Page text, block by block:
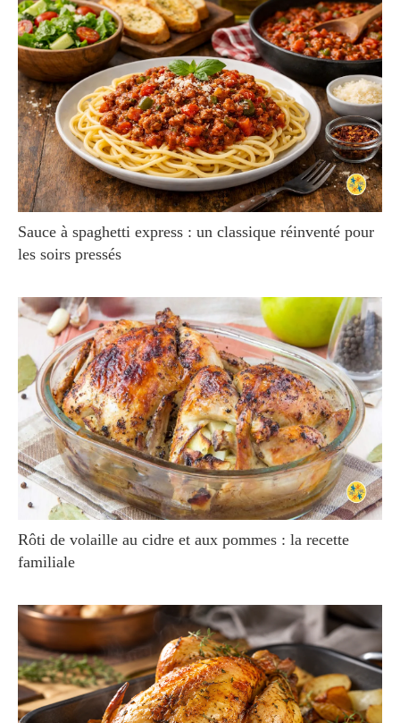
Sauce à spaghetti express : un classique réinventé pour
les soirs pressés
Rôti de volaille au cidre et aux pommes : la recette
familiale